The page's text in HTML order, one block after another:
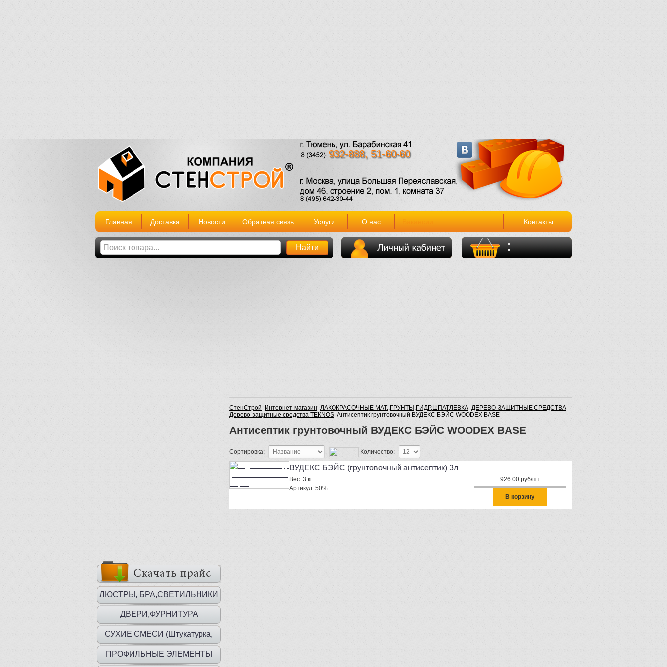
932-888, 51-60-60
Главная Доставка Новости Обратная связь Услуги О нас Вакансии Контакты
0 Товаров
ЛЮСТРЫ, БРА,СВЕТИЛЬНИКИ
ДВЕРИ,ФУРНИТУРА
СУХИЕ СМЕСИ (Штукатурка,
шпаклевка, клей)
ПРОФИЛЬНЫЕ ЭЛЕМЕНТЫ
СтенСтрой Интернет-магазин ЛАКОКРАСОЧНЫЕ МАТ.,ГРУНТЫ,ГИДР,ШПАТЛЕВКА ДЕРЕВО-ЗАЩИТНЫЕ СРЕДСТВА
Дерево-защитные средства ТЕКNOS Антисептик грунтовочный ВУДЕКС БЭЙС WOODEX BASE
Антисептик грунтовочный ВУДЕКС БЭЙС WOODEX BASE
Сортировка: Количество:
ВУДЕКС БЭЙС (грунтовочный антисептик) 3л
Вес: 3 кг.
Артикул: 50%
926.00 руб/шт
В корзину